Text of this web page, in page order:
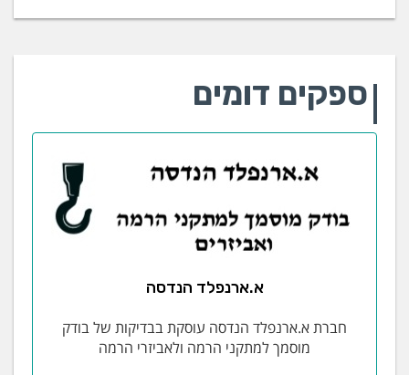
ספקים דומים
א.ארנפלד הנדסה
חברת א.ארנפלד הנדסה עוסקת בבדיקות של בודק
מוסמך למתקני הרמה ולאביזרי הרמה